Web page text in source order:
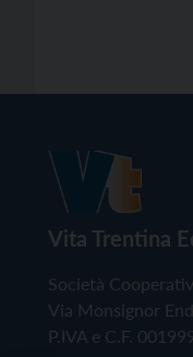
Vita Trentina
Società
Via Monsignor
P.IVA e C.F.